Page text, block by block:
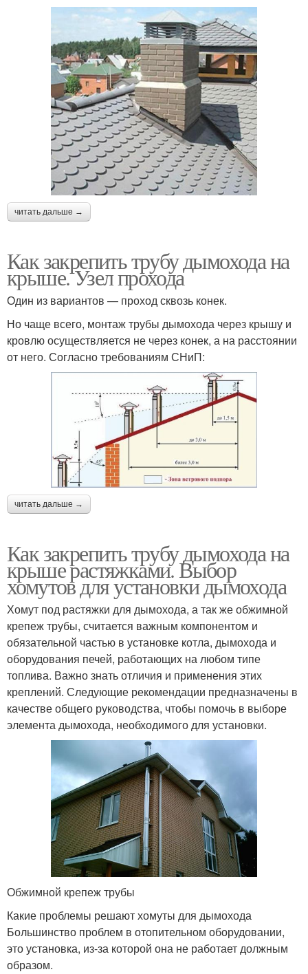
читать дальше →
Как закрепить трубу дымохода на
крыше. Узел прохода
Один из вариантов — проход сквозь конек.
Но чаще всего, монтаж трубы дымохода через крышу и
кровлю осуществляется не через конек, а на расстоянии
от него. Согласно требованиям СНиП:
читать дальше →
Как закрепить трубу дымохода на
крыше растяжками. Выбор
хомутов для установки дымохода
Хомут под растяжки для дымохода, а так же обжимной
крепеж трубы, считается важным компонентом и
обязательной частью в установке котла, дымохода и
оборудования печей, работающих на любом типе
топлива. Важно знать отличия и применения этих
креплений. Следующие рекомендации предназначены в
качестве общего руководства, чтобы помочь в выборе
элемента дымохода, необходимого для установки.
Обжимной крепеж трубы
Какие проблемы решают хомуты для дымохода
Большинство проблем в отопительном оборудовании,
это установка, из-за которой она не работает должным
образом.